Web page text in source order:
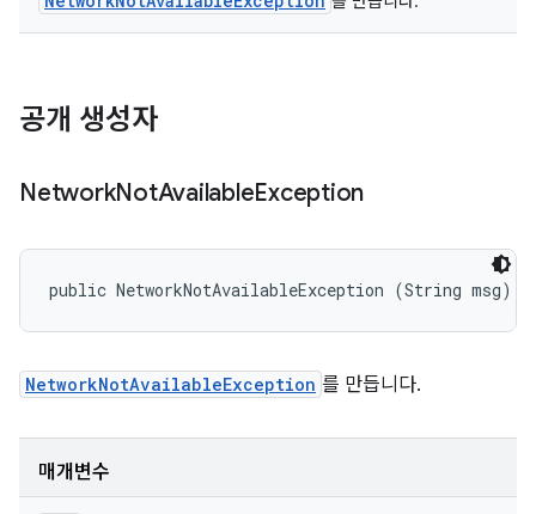
공개 생성자
NetworkNotAvailableException
public NetworkNotAvailableException (String msg)
NetworkNotAvailableException 를 만듭니다.
매개변수